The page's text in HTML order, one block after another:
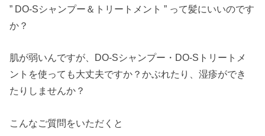
” DO-Sシャンプー＆トリートメント ” って髪にいいのです
か？
肌が弱いんですが、DO-Sシャンプー・DO-Sトリートメ
ントを使っても大丈夫ですか？かぶれたり、湿疹ができ
たりしませんか？
こんなご質問をいただくと